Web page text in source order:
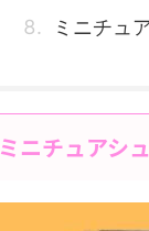
ミニチュ
ミニチュアシ